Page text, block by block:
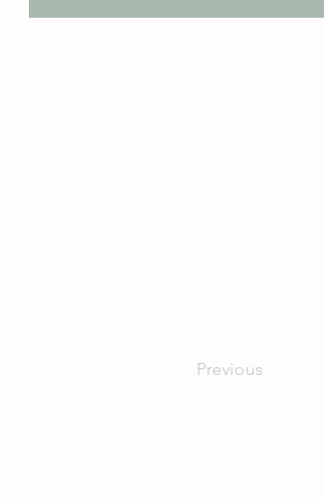
Previous